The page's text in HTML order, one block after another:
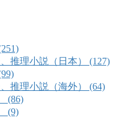
推理小説（日本） (127)
推理小説（海外） (64)
(86)
(9)